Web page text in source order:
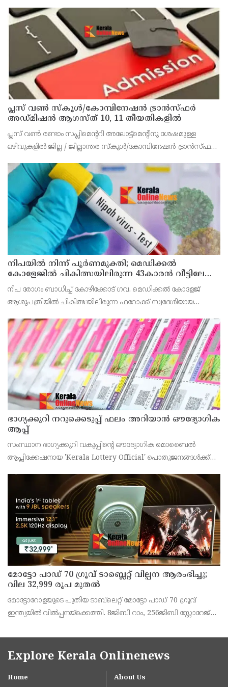
പ്ലസ് വൺ സ്‌കൂൾ/കോമ്പിനേഷൻ ട്രാൻസ്ഫർ
അഡ്മിഷൻ ആഗസ്ത് 10, 11 തീയതികളിൽ
പ്ലസ് വൺ രണ്ടാം സപ്ലിമെന്ററി അലോട്ട്‌മെന്റിനു ശേഷമുള്ള
ഒഴിവുകളിൽ ജില്ല / ജില്ലാന്തര സ്‌കൂൾ/കോമ്പിനേഷൻ ട്രാൻസ്ഫർ
വൈകിട്ട് 4 മണി വരെ നൽകിയിരുന്നു
നിപയിൽ നിന്ന് പൂർണമുക്തി; മെഡിക്കൽ
കോളേജിൽ ചികിത്സയിലിരുന്ന 43കാരൻ വീട്ടിലേക്ക്
മടങ്ങി
നിപ രോഗം ബാധിച്ച് കോഴിക്കോട് ഗവ. മെഡിക്കൽ കോളേജ്
ആശുപത്രിയിൽ ചികിത്സയിലിരുന്ന ഫറോക്ക് സ്വദേശിയായ
ഭാഗ്യക്കുറി നറുക്കെടുപ്പ് ഫലം അറിയാൻ ഔദ്യോഗിക
ആപ്പ്
സംസ്ഥാന ഭാഗ്യക്കുറി വകുപ്പിന്റെ ഔദ്യോഗിക മൊബൈൽ
ആപ്ലിക്കേഷനായ 'Kerala Lottery Official' പൊതുജനങ്ങൾക്ക്
അഞ്ജു കെ എസ് അറിയിച്ചു.
മോട്ടോ പാഡ് 70 ഗ്രൂവ് ടാബ്ലെറ്റ് വില്പന ആരംഭിച്ചു;
വില 32,999 രൂപ മുതൽ
മോട്ടോറോളയുടെ പുതിയ ടാബ്‌ലെറ്റ് മോട്ടോ പാഡ് 70 ഗ്രൂവ്
ഇന്ത്യയിൽ വിൽപ്പനയ്‌ക്കെത്തി. 8ജിബി റാം, 256ജിബി സ്റ്റോറേജ്
ഉൾപ്പെടെ 32,999 രൂപയാണ് ഫലപ്രദമായ
Explore Kerala Onlinenews
Home About Us